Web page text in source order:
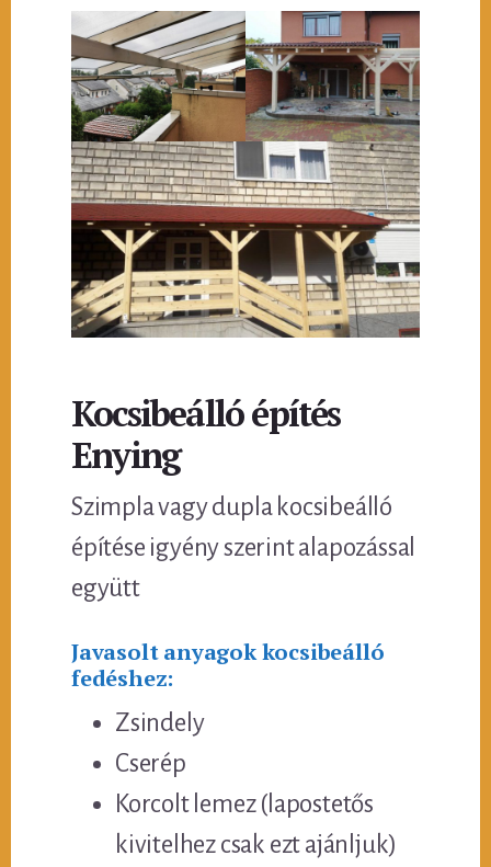
Kocsibeálló építés
Enying
Szimpla vagy dupla kocsibeálló
építése igyény szerint alapozással
együtt
Javasolt anyagok kocsibeálló
fedéshez:
Zsindely
Cserép
Korcolt lemez (lapostetős
kivitelhez csak ezt ajánljuk)